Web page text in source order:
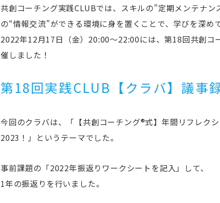
共創コーチング実践CLUBでは、スキルの”定期メンテナン
の“情報交流”ができる環境に身を置くことで、学びを深め
2022年12月17日（金）20:00～22:00には、第18回共創コ
催しました！
第18回実践CLUB【クラバ】議事
今回のクラバは、「【共創コーチング®式】年間リフレク
2023！」というテーマでした。
事前課題の「2022年振返りワークシートを記入」して、
1年の振返りを行いました。